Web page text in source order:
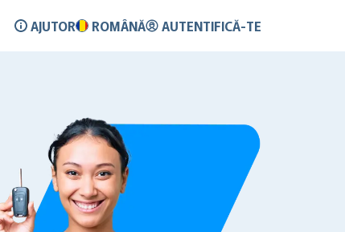
AJUTOR ROMÂNĂ AUTENTIFICĂ-TE